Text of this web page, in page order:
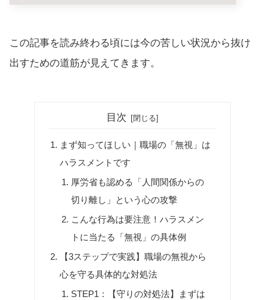
この記事を読み終わる頃には今の苦しい状況から抜け
出すための道筋が見えてきます。
目次
まず知ってほしい｜職場の「無視」は
ハラスメントです
厚労省も認める「人間関係からの
切り離し」という心の攻撃
こんな行為は要注意！ハラスメン
トに当たる「無視」の具体例
【3ステップで実践】職場の無視から
心を守る具体的な対処法
STEP1：【守りの対処法】まずは